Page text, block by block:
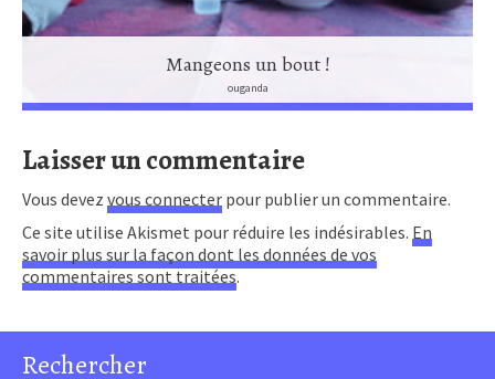
Mangeons un bout !
ouganda
Laisser un commentaire
Vous devez vous connecter pour publier un commentaire.
Ce site utilise Akismet pour réduire les indésirables. En
savoir plus sur la façon dont les données de vos
commentaires sont traitées.
Rechercher